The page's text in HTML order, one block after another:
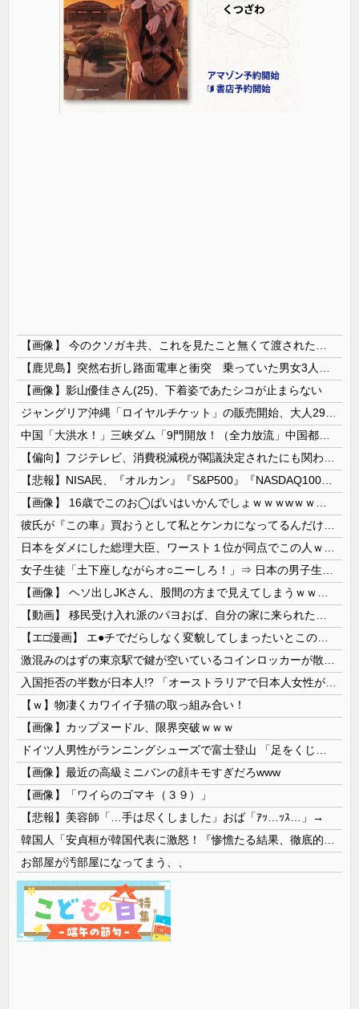
【画像】影山優佳さん(25)、下着姿であたシコが止まらない
【ｗ】物凄くカワイイ子猫の取っ組み合い！
【画像】カップヌードル、限界突破ｗｗｗ
【画像】最近の高級ミニバンの顔キモすぎだろwww
【画像】「ワイらのゴマキ（３９）」
【悲報】美容師「…手は尽くしました」おば「ｱｯ…ｯｽ…」→
お部屋が汚部屋になってまう、、